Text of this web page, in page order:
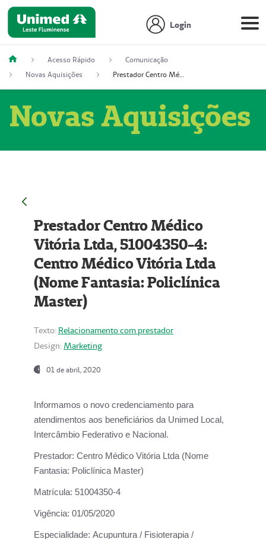
Login
Acesso Rápido
Comunicação
Novas Aquisições
Prestador Centro Médico Vitória Ltda, 51004350-4: Centro Médico Vitória Ltda (Nome Fantasia: Policlínica Master)
Novas Aquisições
Prestador Centro Médico
Vitória Ltda, 51004350-4:
Centro Médico Vitória Ltda
(Nome Fantasia: Policlínica
Master)
Texto: Relacionamento com prestador
Design: Marketing
01 de abril, 2020
Informamos o novo credenciamento para
atendimentos aos beneficiários da Unimed Local,
Intercâmbio Federativo e Nacional.
Prestador: Centro Médico Vitória Ltda (Nome
Fantasia: Policlínica Master)
Matrícula: 51004350-4
Vigência: 01/05/2020
Especialidade: Acupuntura / Fisioterapia /